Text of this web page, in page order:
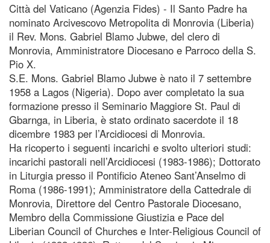
Città del Vaticano (Agenzia Fides) - Il Santo Padre ha
nominato Arcivescovo Metropolita di Monrovia (Liberia)
il Rev. Mons. Gabriel Blamo Jubwe, del clero di
Monrovia, Amministratore Diocesano e Parroco della S.
Pio X.
S.E. Mons. Gabriel Blamo Jubwe è nato il 7 settembre
1958 a Lagos (Nigeria). Dopo aver completato la sua
formazione presso il Seminario Maggiore St. Paul di
Gbarnga, in Liberia, è stato ordinato sacerdote il 18
dicembre 1983 per l’Arcidiocesi di Monrovia.
Ha ricoperto i seguenti incarichi e svolto ulteriori studi:
incarichi pastorali nell’Arcidiocesi (1983-1986); Dottorato
in Liturgia presso il Pontificio Ateneo Sant’Anselmo di
Roma (1986-1991); Amministratore della Cattedrale di
Monrovia, Direttore del Centro Pastorale Diocesano,
Membro della Commissione Giustizia e Pace del
Liberian Council of Churches e Inter-Religious Council of